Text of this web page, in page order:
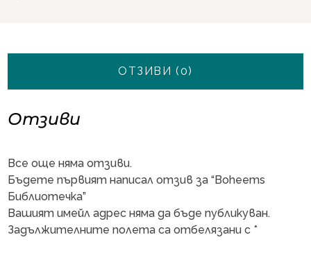
ОТЗИВИ (0)
Отзиви
Все още няма отзиви.
Бъдете първият написал отзив за “Boheems
Библиотечка”
Вашият имейл адрес няма да бъде публикуван.
Задължителните полета са отбелязани с *